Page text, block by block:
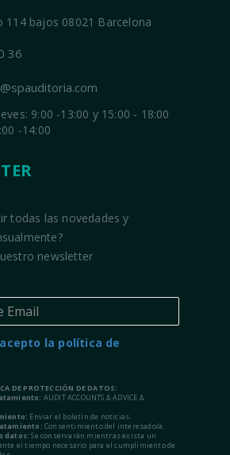
114 bajos 08021 Barcelona
36
9:00 -13:00 y 15:00 - 18:00
-14:00
todas las novedades y
newsletter
la política de
DE PROTECCIÓN DE DATOS:
AUDIT ACCOUNTS & ADVICE &
Enviar el boletín de noticias.
Consentimiento del interesado/a.
datos: Se conservarán mientras exista un
el tiempo necesario para el cumplimiento de